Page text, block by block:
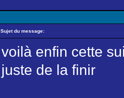
Sujet du message:
voilà enfin cette
juste de la finir